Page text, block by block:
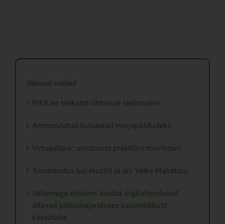
Viimased uudised
PIKK.ee teekond ühtsesse teabesalve
Ammendatud turbaalad marjapõldudeks
Virtuaaltara: unistusest praktilise tööriistani
Turuaiandus kui elustiil ja äri: Väike Mahetalu
Vähemaga rohkem: kuidas digilahendused
aitavad põllumajanduses kasumlikkust
kasvatada